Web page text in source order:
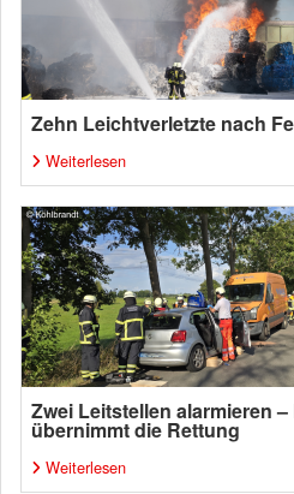
Zehn Leichtverletzte nach
Weiterlesen
Zwei Leitstellen alarmieren
übernimmt die Rettung
Weiterlesen